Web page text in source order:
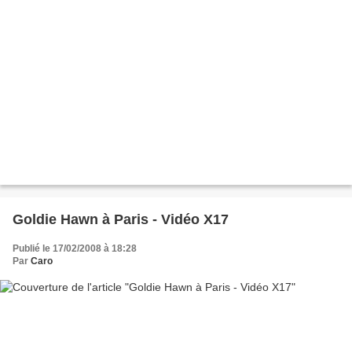
Goldie Hawn à Paris - Vidéo X17
Publié le 17/02/2008 à 18:28
Par Caro